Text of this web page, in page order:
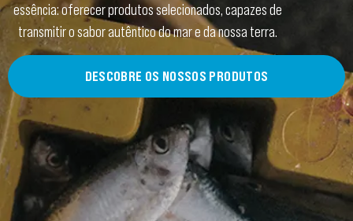
essência: oferecer produtos selecionados, capazes de
transmitir o sabor autêntico do mar e da nossa terra.
DESCOBRE OS NOSSOS PRODUTOS